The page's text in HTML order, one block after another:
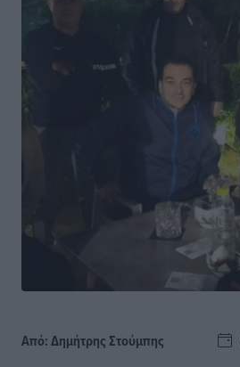
Από:Δημήτρης Στούμπης